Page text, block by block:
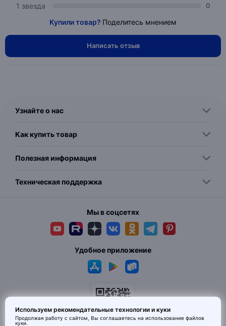
1 звезда 0
Купили товар? Поделитесь мнением
Написать отзыв
Узнайте о нас
Как купить товар
Полезная информация
Техническая поддержка
Мы в соцсетях
Удобное приложение
Используем рекомендательные технологии и куки
Продолжая работу с сайтом, Вы соглашаетесь на использование файлов
куки.